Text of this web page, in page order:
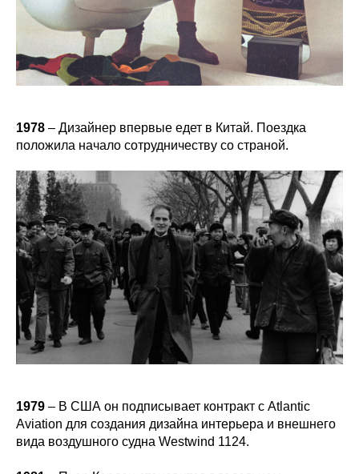
1978 – Дизайнер впервые едет в Китай. Поездка
положила начало сотрудничеству со страной.
1979 – В США он подписывает контракт с Atlantic
Aviation для создания дизайна интерьера и внешнего
вида воздушного судна Westwind 1124.